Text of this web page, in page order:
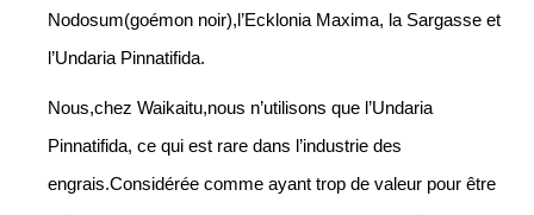
Nodosum(goémon noir),l’Ecklonia Maxima, la Sargasse et
l’Undaria Pinnatifida.
Nous,chez Waikaitu,nous n’utilisons que l’Undaria
Pinnatifida, ce qui est rare dans l’industrie des
engrais.Considérée comme ayant trop de valeur pour être